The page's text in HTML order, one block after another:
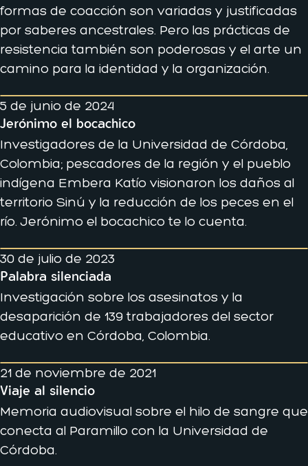
formas de coacción son variadas y justificadas
por saberes ancestrales. Pero las prácticas de
resistencia también son poderosas y el arte un
camino para la identidad y la organización.
5 de junio de 2024
Jerónimo el bocachico
Investigadores de la Universidad de Córdoba,
Colombia; pescadores de la región y el pueblo
indígena Embera Katío visionaron los daños al
territorio Sinú y la reducción de los peces en el
río. Jerónimo el bocachico te lo cuenta.
30 de julio de 2023
Palabra silenciada
Investigación sobre los asesinatos y la
desaparición de 139 trabajadores del sector
educativo en Córdoba, Colombia.
21 de noviembre de 2021
Viaje al silencio
Memoria audiovisual sobre el hilo de sangre que
conecta al Paramillo con la Universidad de
Córdoba.